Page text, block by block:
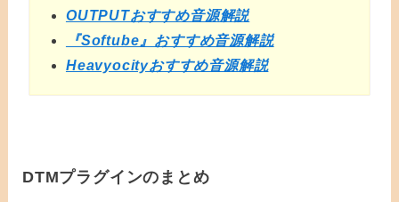
OUTPUTおすすめ音源解説
『Softube』おすすめ音源解説
Heavyocityおすすめ音源解説
DTMプラグインのまとめ